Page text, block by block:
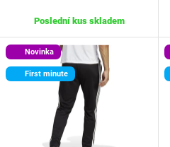
Poslední kus skladem
Novinka
First minute